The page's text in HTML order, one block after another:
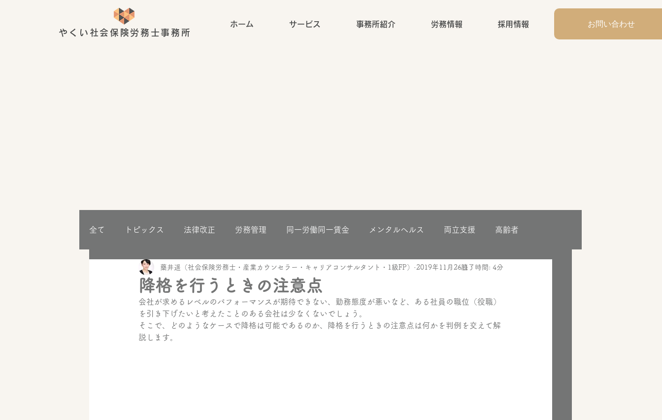
やくい社会保険労務士事務所
ホーム サービス 事務所紹介 労務情報 採用情報 お問い合わせ
全て トピックス 法律改正 労務管理 同一労働同一賃金 メンタルヘルス 両立支援 高齢者
事業構築
降格を行うときの注意点
藥井遥（社会保険労務士・産業カウンセラー・キャリアコンサルタント・1級FP） 2019年11月26日読了時間: 4分
会社が求めるレベルのパフォーマンスが期待できない、勤務態度が悪いなど、ある社員の職位（役職）
を引き下げたいと考えたことのある会社は少なくないでしょう。
そこで、どのようなケースで降格は可能であるのか、降格を行うときの注意点は何かを判例を交えて解
説します。